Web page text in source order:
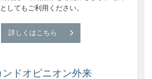
してもご利用ください。
詳しくはこちら
ンドオピニオン外来